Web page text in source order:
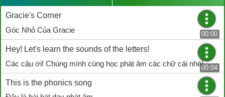
Gracie's Corner
Góc Nhỏ Của Gracie
00:00
Hey! Let's learn the sounds of the letters!
Các cậu ơi! Chúng mình cùng học phát âm các chữ cái nhé!00:04
This is the phonics song